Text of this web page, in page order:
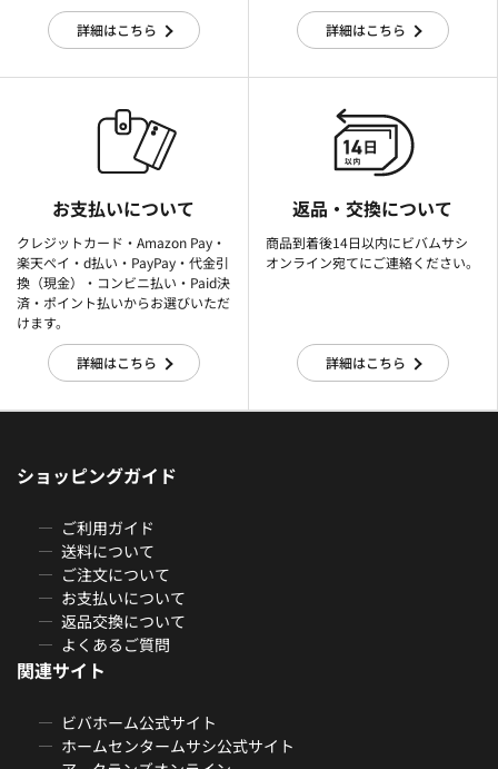
詳細はこちら 詳細はこちら
お支払いについて
クレジットカード・Amazon Pay・
楽天ぺイ・d払い・PayPay・代金引
換（現金）・コンビニ払い・Paid決
済・ポイント払いからお選びいただ
けます。
詳細はこちら
返品・交換について
商品到着後14日以内にビバムサシ
オンライン宛てにご連絡ください。
詳細はこちら
ショッピングガイド
ご利用ガイド
送料について
ご注文について
お支払いについて
返品交換について
よくあるご質問
関連サイト
ビバホーム公式サイト
ホームセンタームサシ公式サイト